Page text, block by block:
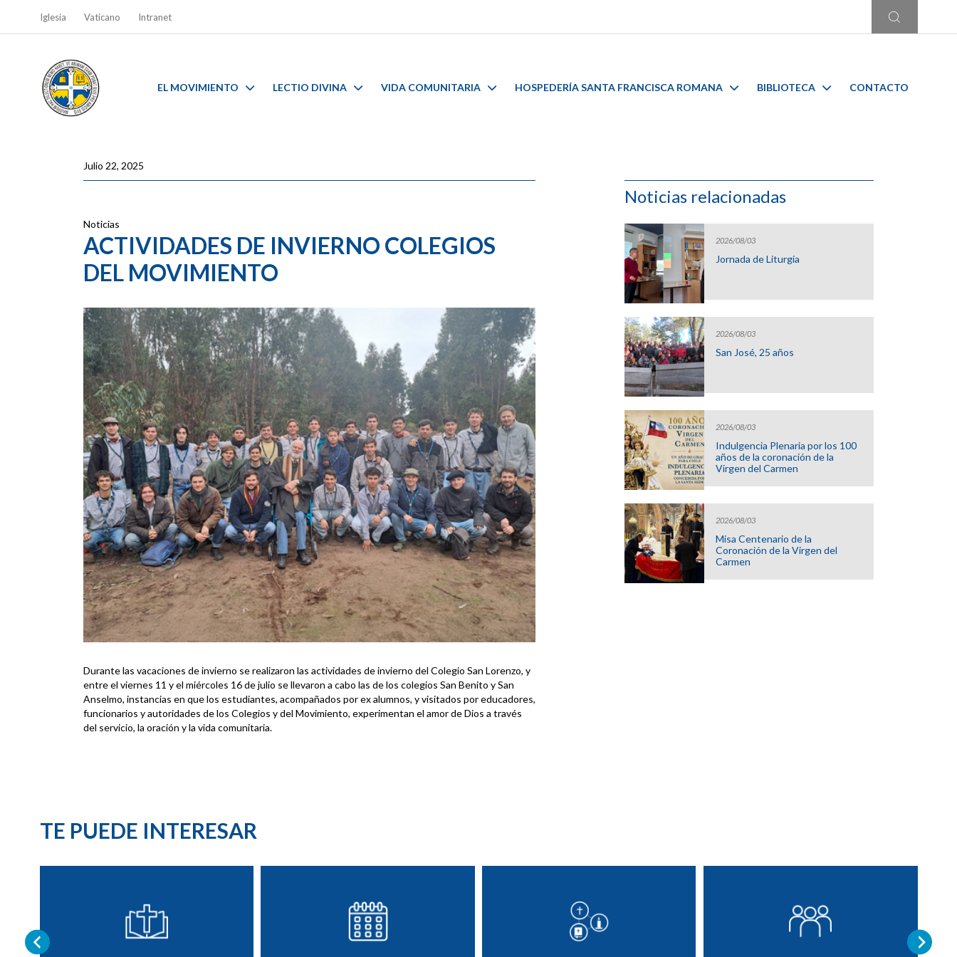
Iglesia Vaticano Intranet
EL MOVIMIENTO LECTIO DIVINA VIDA COMUNITARIA HOSPEDERÍA SANTA FRANCISCA ROMANA BIBLIOTECA CONTACTO
Julio 22, 2025
Noticias
ACTIVIDADES DE INVIERNO COLEGIOS
DEL MOVIMIENTO
Durante las vacaciones de invierno se realizaron las actividades de invierno del Colegio San Lorenzo, y
entre el viernes 11 y el miércoles 16 de julio se llevaron a cabo las de los colegios San Benito y San
Anselmo, instancias en que los estudiantes, acompañados por ex alumnos, y visitados por educadores,
funcionarios y autoridades de los Colegios y del Movimiento, experimentan el amor de Dios a través
del servicio, la oración y la vida comunitaria.
Noticias relacionadas
2026/08/03
Jornada de Liturgia
2026/08/03
San José, 25 años
2026/08/03
Indulgencia Plenaria por los 100
años de la coronación de la
Virgen del Carmen
2026/08/03
Misa Centenario de la
Coronación de la Virgen del
Carmen
TE PUEDE INTERESAR